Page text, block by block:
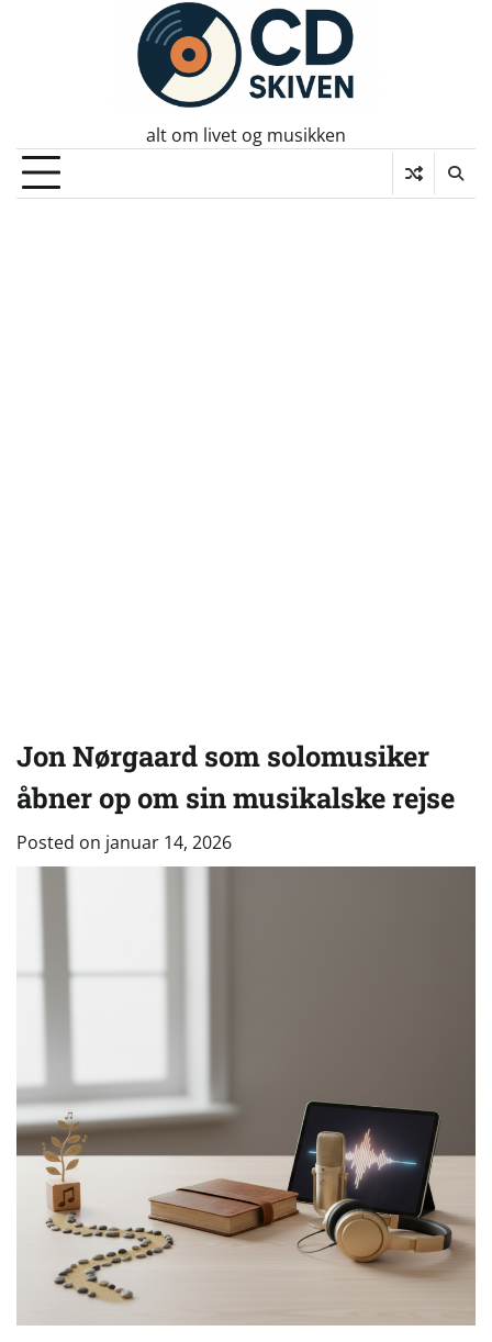
alt om livet og musikken
Jon Nørgaard som solomusiker
åbner op om sin musikalske rejse
Posted on januar 14, 2026